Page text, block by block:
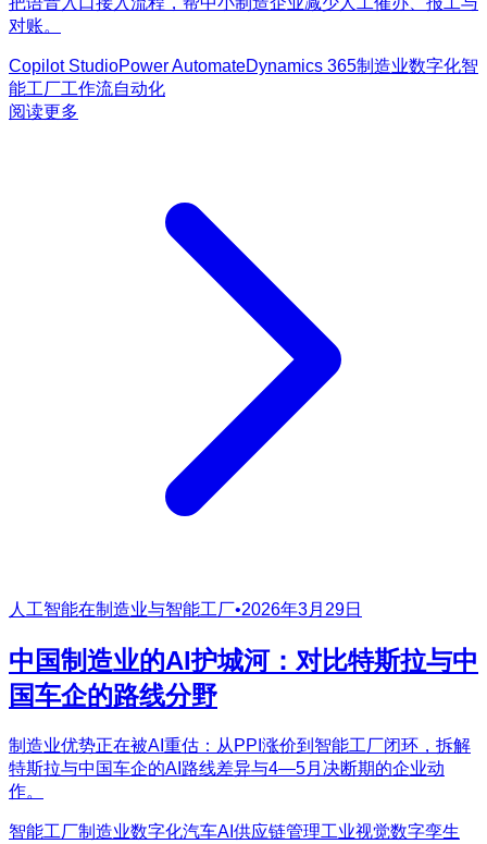
对账。
Copilot StudioPower AutomateDynamics 365制造业数字化智
能工厂工作流自动化
阅读更多
人工智能在制造业与智能工厂•2026年3月29日
中国制造业的AI护城河：对比特斯拉与中
国车企的路线分野
制造业优势正在被AI重估：从PPI涨价到智能工厂闭环，拆解
特斯拉与中国车企的AI路线差异与4—5月决断期的企业动
作。
智能工厂制造业数字化汽车AI 供应链管理工业视觉数字孪生